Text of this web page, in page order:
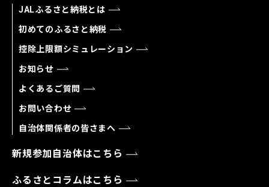
JALふるさと納税とは
初めてのふるさと納税
控除上限額シミュレーション
お知らせ
よくあるご質問
お問い合わせ
自治体関係者の皆さまへ
新規参加自治体はこちら
ふるさとコラムはこちら